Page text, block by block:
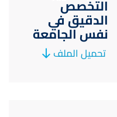
التخصص
الدقيق في
نفس الجامعة
تحميل الملف